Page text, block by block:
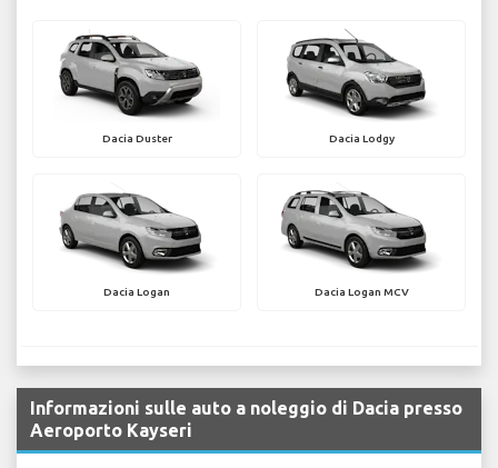
Dacia Duster Dacia Lodgy
Dacia Logan Dacia Logan MCV
Informazioni sulle auto a noleggio di Dacia presso
Aeroporto Kayseri